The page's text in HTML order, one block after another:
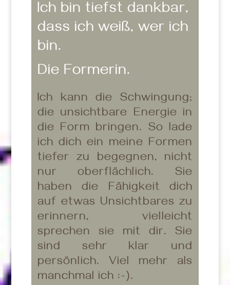
Ich bin tiefst dankbar,
dass ich weiß, wer ich
bin.
Die Formerin.
Ich kann die Schwingung;
die unsichtbare Energie in
die Form bringen. So lade
ich dich ein meine Formen
tiefer zu begegnen, nicht
nur oberflächlich. Sie
haben die Fähigkeit dich
auf etwas Unsichtbares zu
erinnern, vielleicht
sprechen sie mit dir. Sie
sind sehr klar und
persönlich. Viel mehr als
manchmal ich :-).